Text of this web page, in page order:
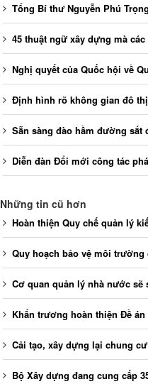
Tổng Bí thư Nguyễn Phú
45 thuật ngữ xây dựng mà
Nghị quyết của Quốc hội về
Định hình rõ không gian đô
Sẵn sàng đào hầm đường sắt
Diễn đàn Đổi mới công tác
Những tin cũ hơn
Hoàn thiện Quy chế quản lý
Quy hoạch bảo vệ môi trường
Cơ quan quản lý nhà nước
Khẩn trương hoàn thiện Đề
Cải tạo, xây dựng lại chung
Bộ Xây dựng đang cung cấp